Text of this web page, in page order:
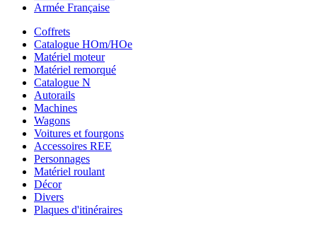
Armée Française
Coffrets
Catalogue HOm/HOe
Matériel moteur
Matériel remorqué
Catalogue N
Autorails
Machines
Wagons
Voitures et fourgons
Accessoires REE
Personnages
Matériel roulant
Décor
Divers
Plaques d'itinéraires